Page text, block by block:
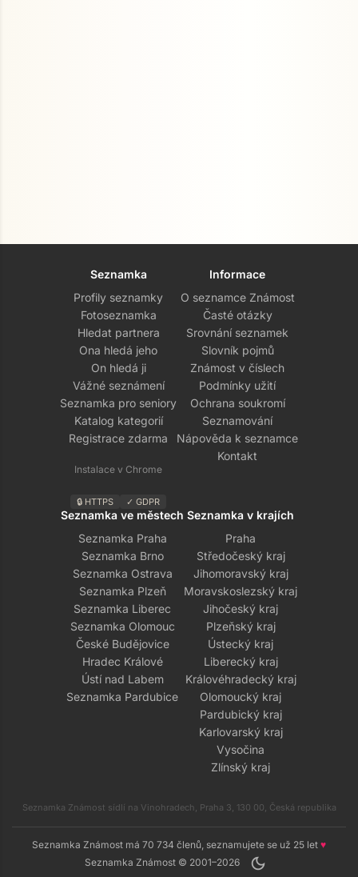
Seznamka
Profily seznamky
Fotoseznamka
Hledat partnera
Ona hledá jeho
On hledá ji
Vážné seznámení
Seznamka pro seniory
Katalog kategorií
Registrace zdarma
Instalace v Chrome
🔒 HTTPS ✓ GDPR
Informace
O seznamce Známost
Časté otázky
Srovnání seznamek
Slovník pojmů
Známost v číslech
Podmínky užití
Ochrana soukromí
Seznamování
Nápověda k seznamce
Kontakt
Seznamka ve městech
Seznamka Praha
Seznamka Brno
Seznamka Ostrava
Seznamka Plzeň
Seznamka Liberec
Seznamka Olomouc
České Budějovice
Hradec Králové
Ústí nad Labem
Seznamka Pardubice
Seznamka v krajích
Praha
Středočeský kraj
Jihomoravský kraj
Moravskoslezský kraj
Jihočeský kraj
Plzeňský kraj
Ústecký kraj
Liberecký kraj
Královéhradecký kraj
Olomoucký kraj
Pardubický kraj
Karlovarský kraj
Vysočina
Zlínský kraj
Seznamka Známost sídlí na Vinohradech, Praha 3, 130 00, Česká republika
Seznamka Známost má 70 734 členů, seznamujete se už 25 let ♥
Seznamka Známost © 2001–2026
dark_mode